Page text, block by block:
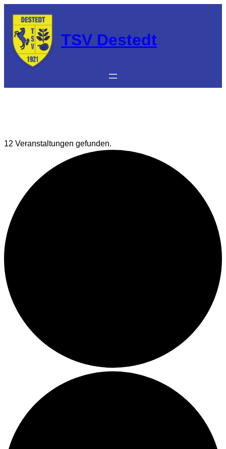
TSV Destedt
12 Veranstaltungen gefunden.